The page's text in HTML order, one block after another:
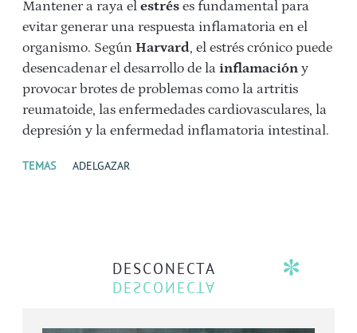
Mantener a raya el estrés es fundamental para
evitar generar una respuesta inflamatoria en el
organismo. Según Harvard, el estrés crónico puede
desencadenar el desarrollo de la inflamación y
provocar brotes de problemas como la artritis
reumatoide, las enfermedades cardiovasculares, la
depresión y la enfermedad inflamatoria intestinal.
TEMAS ADELGAZAR
DESCONECTA